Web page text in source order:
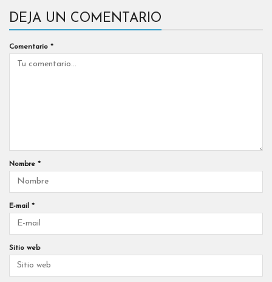
DEJA UN COMENTARIO
Comentario *
Nombre *
E-mail *
Sitio web